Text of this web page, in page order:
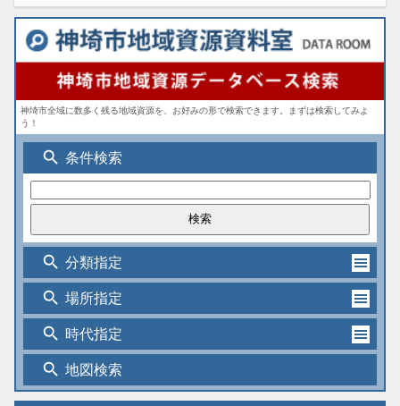
神埼市全域に数多く残る地域資源を、お好みの形で検索できます。まずは検索してみよ
う！
search 条件検索
search 分類指定
search 場所指定
search 時代指定
search 地図検索